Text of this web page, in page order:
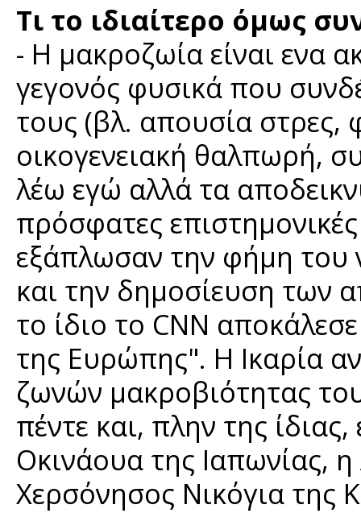
Τι το ιδιαίτερο όμως
- Η μακροζωία είναι ενα
γεγονός φυσικά που
τους (βλ. απουσία στρες,
οικογενειακή θαλπωρή,
λέω εγώ αλλά τα
πρόσφατες
εξάπλωσαν την φήμη του
και την δημοσίευση των
το ίδιο το CNN
της Ευρώπης". Η Ικαρία
ζωνών µακροβιότητας
πέντε και, πλην της
Οκινάουα της Ιαπωνίας,
Χερσόνησος Νικόγια της